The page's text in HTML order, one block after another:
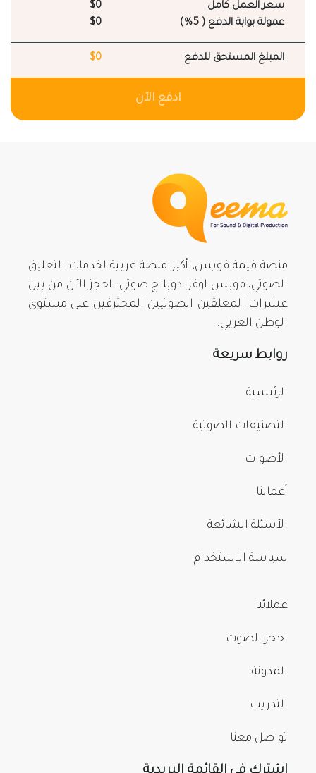
سعر العمل كامل
$0
عمولة بوابة الدفع ( 5%)
$0
المبلغ المستحق للدفع $0
ادفع الآن
منصة قيمة فويس, أكبر منصة عربية لخدمات التعليق
الصوتي، فويس اوفر، دوبلاج صوتي. احجز الآن من بينِ
عشرات المعلقين الصوتيين المحترفين على مستوى
الوطن العربي.
روابط سريعة
الرئيسية
التصنيفات الصوتية
الأصوات
أعمالنا
الأسئلة الشائعة
سياسة الاستخدام
عملائنا
احجز الصوت
المدونة
التدريب
تواصل معنا